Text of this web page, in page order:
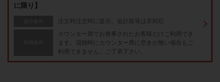
に限り】
注文時注文時に提示。会計前等は非対応
カウンター席でお食事されたお客様だけご利用でき
ます。混雑時にカウンター席に空きが無い場合もご
利用できません。ご了承下さい。